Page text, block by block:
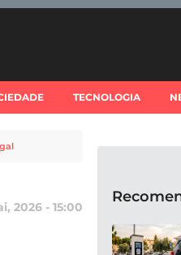
TECNOLOGIA
2026 - 15:00